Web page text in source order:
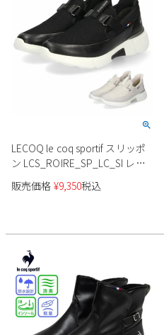
LECOQ le coq sportif スリッポ
ン LCS_ROIRE_SP_LC_SI レデ
ィース LU5SSN23LZ
販売価格 ¥9,350税込